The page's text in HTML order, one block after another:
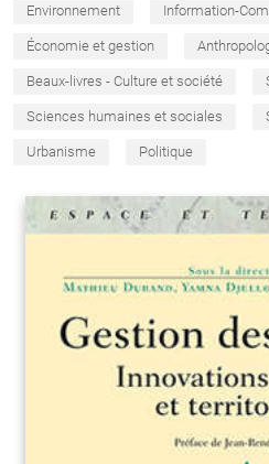
Environnement Information-
Économie et gestion
Beaux-livres - Culture et société
Sciences humaines et sociales
Urbanisme Politique